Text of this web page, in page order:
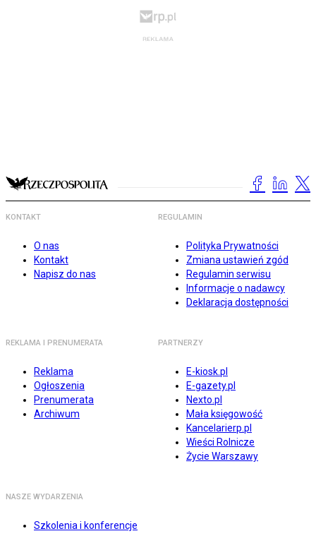
KONTAKT
O nas
Kontakt
Napisz do nas
REGULAMIN
Polityka Prywatności
Zmiana ustawień zgód
Regulamin serwisu
Informacje o nadawcy
Deklaracja dostępności
REKLAMA I PRENUMERATA
Reklama
Ogłoszenia
Prenumerata
Archiwum
PARTNERZY
E-kiosk.pl
E-gazety.pl
Nexto.pl
Mała księgowość
Kancelarierp.pl
Wieści Rolnicze
Życie Warszawy
NASZE WYDARZENIA
Szkolenia i konferencje